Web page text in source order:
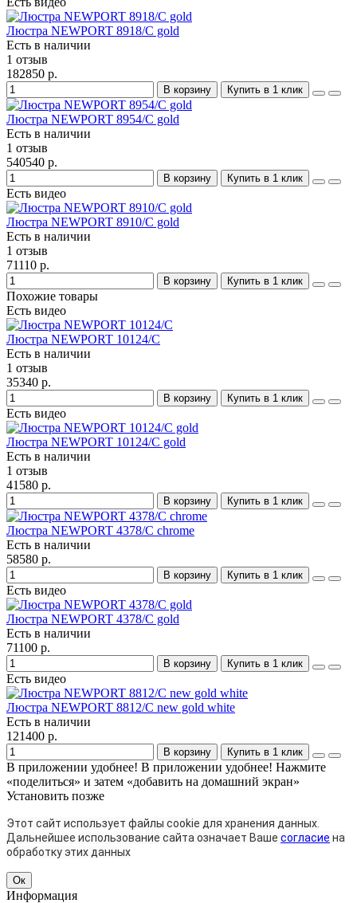
Люстра NEWPORT 8918/C gold
Есть в наличии
1 отзыв
182850 р.
В корзину Купить в 1 клик
Люстра NEWPORT 8954/C gold
Есть в наличии
1 отзыв
540540 р.
В корзину Купить в 1 клик
Есть видео
Люстра NEWPORT 8910/C gold
Есть в наличии
1 отзыв
71110 р.
В корзину Купить в 1 клик
Похожие товары
Есть видео
Люстра NEWPORT 10124/C
Есть в наличии
1 отзыв
35340 р.
В корзину Купить в 1 клик
Есть видео
Люстра NEWPORT 10124/C gold
Есть в наличии
1 отзыв
41580 р.
В корзину Купить в 1 клик
Люстра NEWPORT 4378/C chrome
Есть в наличии
58580 р.
В корзину Купить в 1 клик
Есть видео
Люстра NEWPORT 4378/C gold
Есть в наличии
71100 р.
В корзину Купить в 1 клик
Есть видео
Люстра NEWPORT 8812/C new gold white
Есть в наличии
121400 р.
В корзину Купить в 1 клик
В приложении удобнее! В приложении удобнее! Нажмите
«поделиться» и затем «добавить на домашний экран»
Установить позже
Этот сайт использует файлы cookie для хранения данных.
Дальнейшее использование сайта означает Ваше согласие на
обработку этих данных
Ок
Информация